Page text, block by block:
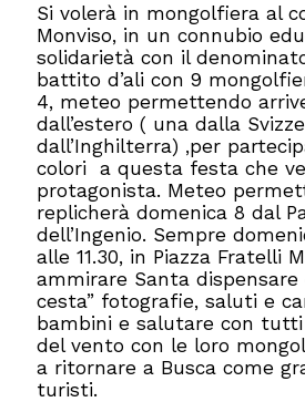
Si volerà in mongolfiera al
Monviso, in un connubio
solidarietà con il
battito d’ali con 9
4, meteo permettendo
dall’estero ( una dalla
dall’Inghilterra) ,per
colori a questa festa che
protagonista. Meteo
replicherà domenica 8 dal
dell’Ingenio. Sempre
alle 11.30, in Piazza Fratelli
ammirare Santa dispensare
cesta” fotografie, saluti e
bambini e salutare con
del vento con le loro
a ritornare a Busca come
turisti.